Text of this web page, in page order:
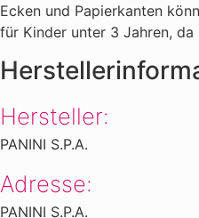
Ecken und Papierkanten
für Kinder unter 3 Jahren,
Hersteller:
PANINI S.P.A.
Adresse:
PANINI S.P.A.